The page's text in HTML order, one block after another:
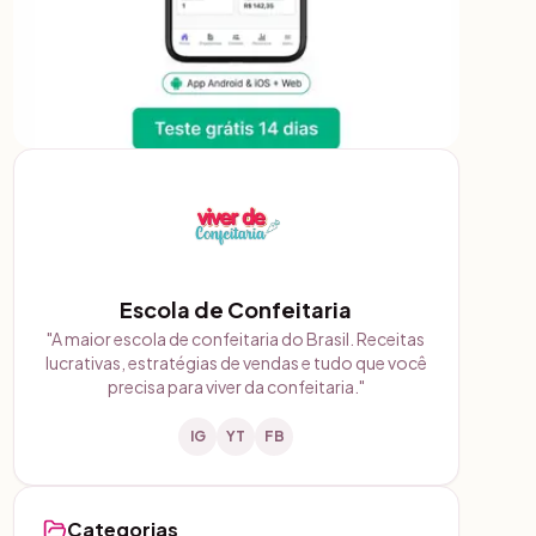
Escola de Confeitaria
"A maior escola de confeitaria do Brasil. Receitas
lucrativas, estratégias de vendas e tudo que você
precisa para viver da confeitaria. "
IG YT FB
Categorias